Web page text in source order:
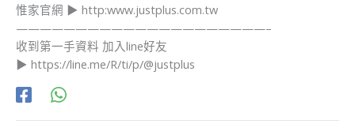
惟家官網 ▶ http:www.justplus.com.tw
—————————————————————–
​收到第一手資料 加入line好友
▶ https://line.me/R/ti/p/@justplus​